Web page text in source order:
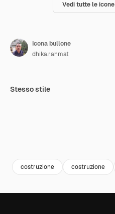
Vedi tutte le icone
Icona bullone
dhika.rahmat
Stesso stile
costruzione costruzione